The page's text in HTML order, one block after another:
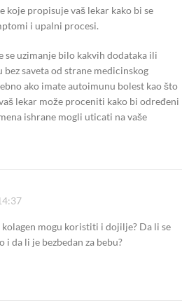
koje propisuje vaš lekar kako bi se
i upalni procesi.
se uzimanje bilo kakvih dodataka ili
saveta od strane medicinskog
ako imate autoimunu bolest kao što
lekar može proceniti kako bi određeni
ishrane mogli uticati na vaše
mogu koristiti i dojilje? Da li se
i da li je bezbedan za bebu?